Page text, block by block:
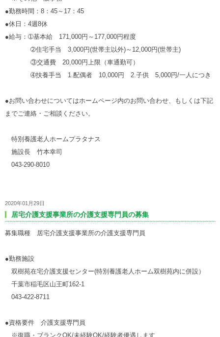
●勤務時間： 8：45～17：45
●休日 ：4週8休
●給与： ➀基本給 171,000円～177,000円程度
➁住宅手当 3,000円(世帯主以外)～12,000円(世帯主)
③交通費 20,000円上限（車通勤可）
➃扶養手当 1.配偶者 10,000円 2.子供 5,000円/一人につき
●お問い合わせについてはホームページ内のお問い合わせ、もしくは下記
までご連絡・ご相談ください。
特別養護老人ホームプラタナス
施設長 竹本幸司
043-290-8010
2020年01月29日
居宅介護支援事業所の介護支援専門員の募集
募集職種 居宅介護支援事業所の介護支援専門員
●勤務施設
双樹苑在宅介護支援センター(特別養護老人ホーム双樹苑内に併設）
千葉市稲毛区山王町162-1
043-422-8711
●資格要件 介護支援専門員
※復職・ブランクOK/未経験OK/経験者優遇します